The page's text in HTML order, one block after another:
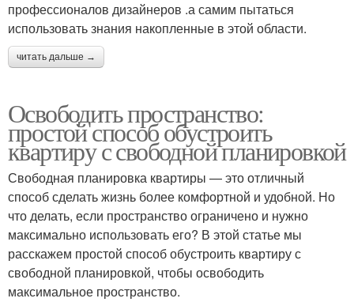
профессионалов дизайнеров .а самим пытаться
использовать знания накопленные в этой области.
читать дальше →
Освободить пространство:
простой способ обустроить
квартиру с свободной планировкой
Свободная планировка квартиры — это отличный
способ сделать жизнь более комфортной и удобной. Но
что делать, если пространство ограничено и нужно
максимально использовать его? В этой статье мы
расскажем простой способ обустроить квартиру с
свободной планировкой, чтобы освободить
максимальное пространство.